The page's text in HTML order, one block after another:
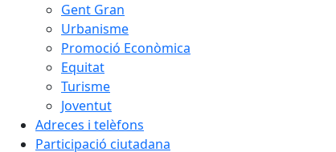
Gent Gran
Urbanisme
Promoció Econòmica
Equitat
Turisme
Joventut
Adreces i telèfons
Participació ciutadana